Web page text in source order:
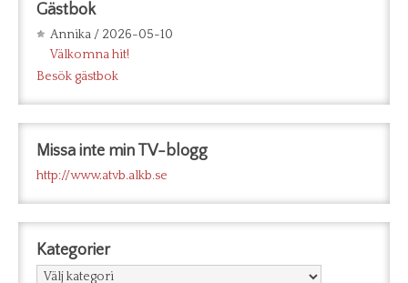
Gästbok
Annika/ 2026-05-10
Välkomna hit!
Besök gästbok
Missa inte min TV-blogg
http://www.atvb.alkb.se
Kategorier
Kategorier